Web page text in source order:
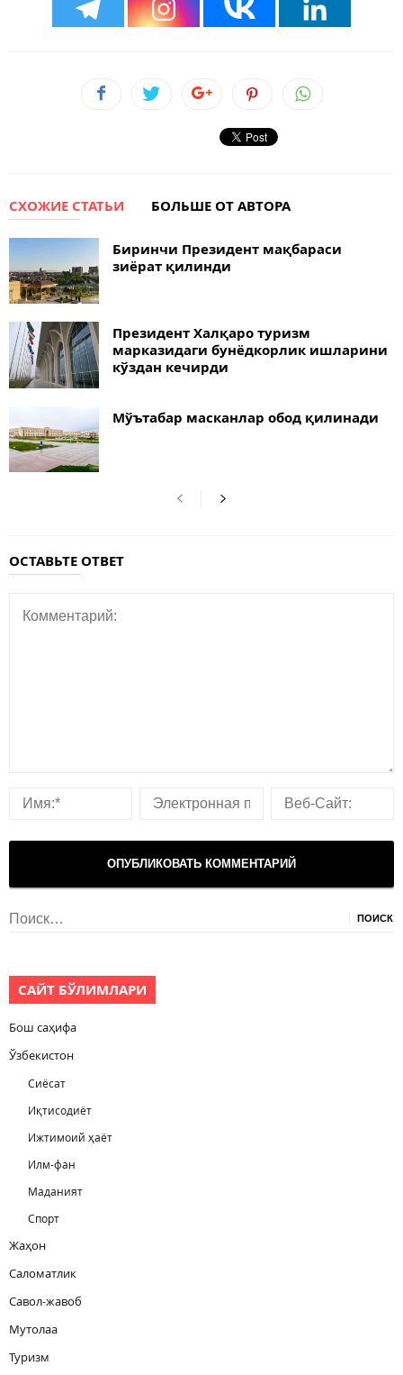
СХОЖИЕ СТАТЬИ БОЛЬШЕ ОТ АВТОРА
Биринчи Президент мақбараси
зиёрат қилинди
Президент Халқаро туризм
марказидаги бунёдкорлик ишларини
кўздан кечирди
Мўътабар масканлар обод қилинади
ОСТАВЬТЕ ОТВЕТ
Найти:
САЙТ БЎЛИМЛАРИ
Бош саҳифа
Ўзбекистон
Сиёсат
Иқтисодиёт
Ижтимоий ҳаёт
Илм-фан
Маданият
Спорт
Жаҳон
Саломатлик
Савол-жавоб
Мутолаа
Туризм